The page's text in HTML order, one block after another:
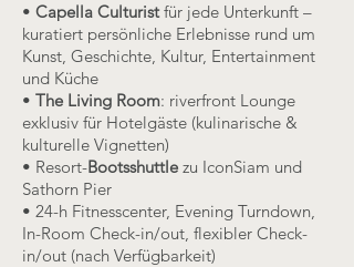
• Capella Culturistfür jede Unterkunft –
kuratiert persönliche Erlebnisse rund um
Kunst, Geschichte, Kultur, Entertainment
und Küche
• The Living Room: riverfront Lounge
exklusiv für Hotelgäste (kulinarische &
kulturelle Vignetten)
• Resort-Bootsshuttle zu IconSiam und
Sathorn Pier
• 24-h Fitnesscenter, Evening Turndown,
In-Room Check-in/out, flexibler Check-
in/out (nach Verfügbarkeit)